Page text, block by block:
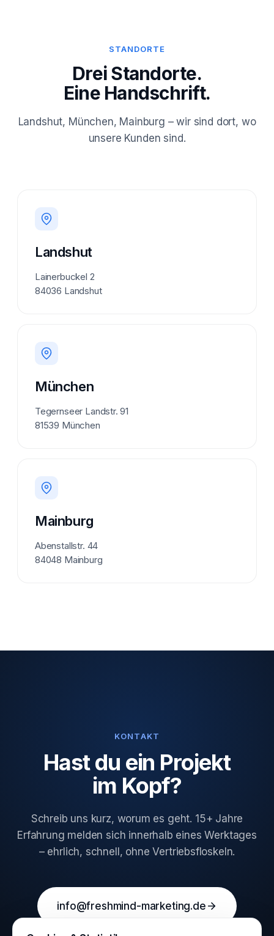
STANDORTE
Drei Standorte.
Eine Handschrift.
Landshut, München, Mainburg – wir sind dort, wo
unsere Kunden sind.
Landshut
Lainerbuckel 2
84036 Landshut
München
Tegernseer Landstr. 91
81539 München
Mainburg
Abenstallstr. 44
84048 Mainburg
KONTAKT
Hast du ein Projekt
im Kopf?
Schreib uns kurz, worum es geht. 15+ Jahre
Erfahrung melden sich innerhalb eines Werktages
– ehrlich, schnell, ohne Vertriebsfloskeln.
info@freshmind-marketing.de